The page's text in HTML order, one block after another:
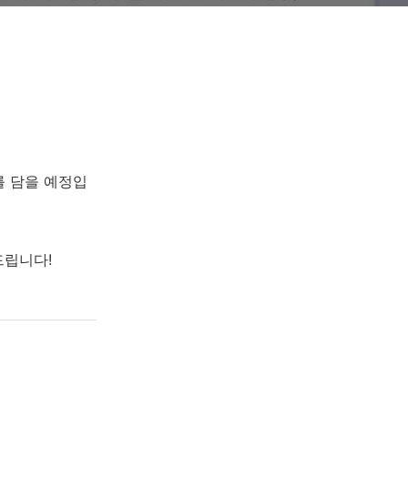
담을 예정입
니다!